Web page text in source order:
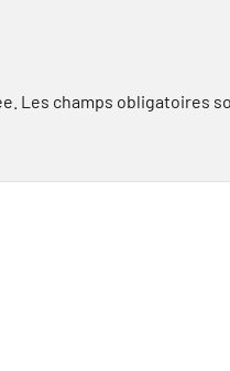
Les champs obligatoires